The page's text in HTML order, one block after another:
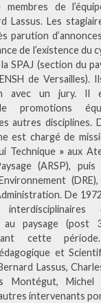
de
Lassus. Les
parution
de l’existence du
SPAJ (section du
de Versailles).
avec un jury. Il
promotions
autres disciplines.
est chargé de
Technique»aux
(ARSP), puis
De
au paysage (post
cette
et
Lassus,
Montégut, Michel
intervenants